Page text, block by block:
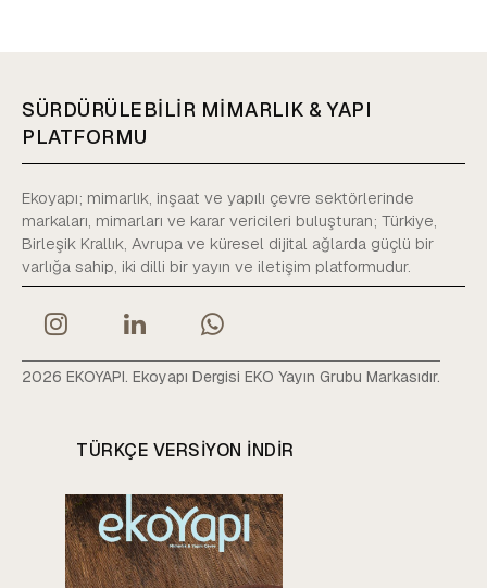
SÜRDÜRÜLEBİLİR MİMARLIK & YAPI
PLATFORMU
Ekoyapı; mimarlık, inşaat ve yapılı çevre sektörlerinde
markaları, mimarları ve karar vericileri buluşturan; Türkiye,
Birleşik Krallık, Avrupa ve küresel dijital ağlarda güçlü bir
varlığa sahip, iki dilli bir yayın ve iletişim platformudur.
2026 EKOYAPI. Ekoyapı Dergisi EKO Yayın Grubu Markasıdır.
TÜRKÇE VERSIYON INDIR